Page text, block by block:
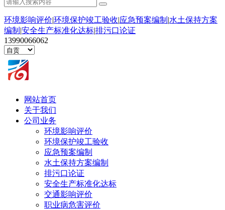
环境影响评价|环境保护竣工验收|应急预案编制 |水土保持方案
编制 |安全生产标准化达标|排污口论证
13990066062
网站首页
关于我们
公司业务
环境影响评价
环境保护竣工验收
应急预案编制
水土保持方案编制
排污口论证
安全生产标准化达标
交通影响评价
职业病危害评价